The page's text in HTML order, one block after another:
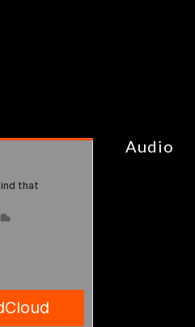
Audio